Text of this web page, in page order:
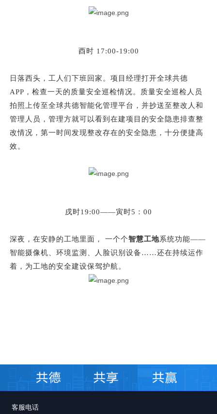
酉时 17:00-19:00
日落西头，工人们下班回家。项目经理打开全球共德
APP，检查一天的质量安全巡检情况。质量安全巡检人员
拍照上传至全球共德智能化管理平台，并抄送至整改人和
管理人员，管理方就可以看到在建项目的安全隐患排查整
改情况，第一时间发现整改存在的安全隐患，十分便捷高
效。
戌时19:00——寅时5：00
深夜，在安静的工地里面， 一个个智慧工地系统功能——
智能摄像机、环境监测、人脸识别设备……还在持续运作
着，为工地的安全建设保驾护航。
客服电话